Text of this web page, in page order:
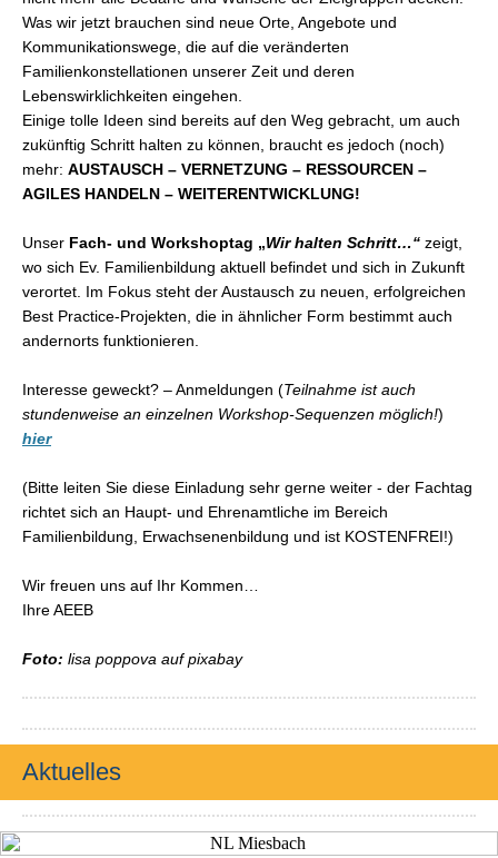
Was wir jetzt brauchen sind neue Orte, Angebote und
Kommunikationswege, die auf die veränderten
Familienkonstellationen unserer Zeit und deren
Lebenswirklichkeiten eingehen.
Einige tolle Ideen sind bereits auf den Weg gebracht, um auch
zukünftig Schritt halten zu können, braucht es jedoch (noch)
mehr: AUSTAUSCH – VERNETZUNG – RESSOURCEN –
AGILES HANDELN – WEITERENTWICKLUNG!
Unser Fach- und Workshoptag „Wir halten Schritt…“ zeigt,
wo sich Ev. Familienbildung aktuell befindet und sich in Zukunft
verortet. Im Fokus steht der Austausch zu neuen, erfolgreichen
Best Practice-Projekten, die in ähnlicher Form bestimmt auch
andernorts funktionieren.
Interesse geweckt? – Anmeldungen (Teilnahme ist auch
stundenweise an einzelnen Workshop-Sequenzen möglich!)
hier
(Bitte leiten Sie diese Einladung sehr gerne weiter - der Fachtag
richtet sich an Haupt- und Ehrenamtliche im Bereich
Familienbildung, Erwachsenenbildung und ist KOSTENFREI!)
Wir freuen uns auf Ihr Kommen…
Ihre AEEB
Foto: lisa poppova auf pixabay
Aktuelles